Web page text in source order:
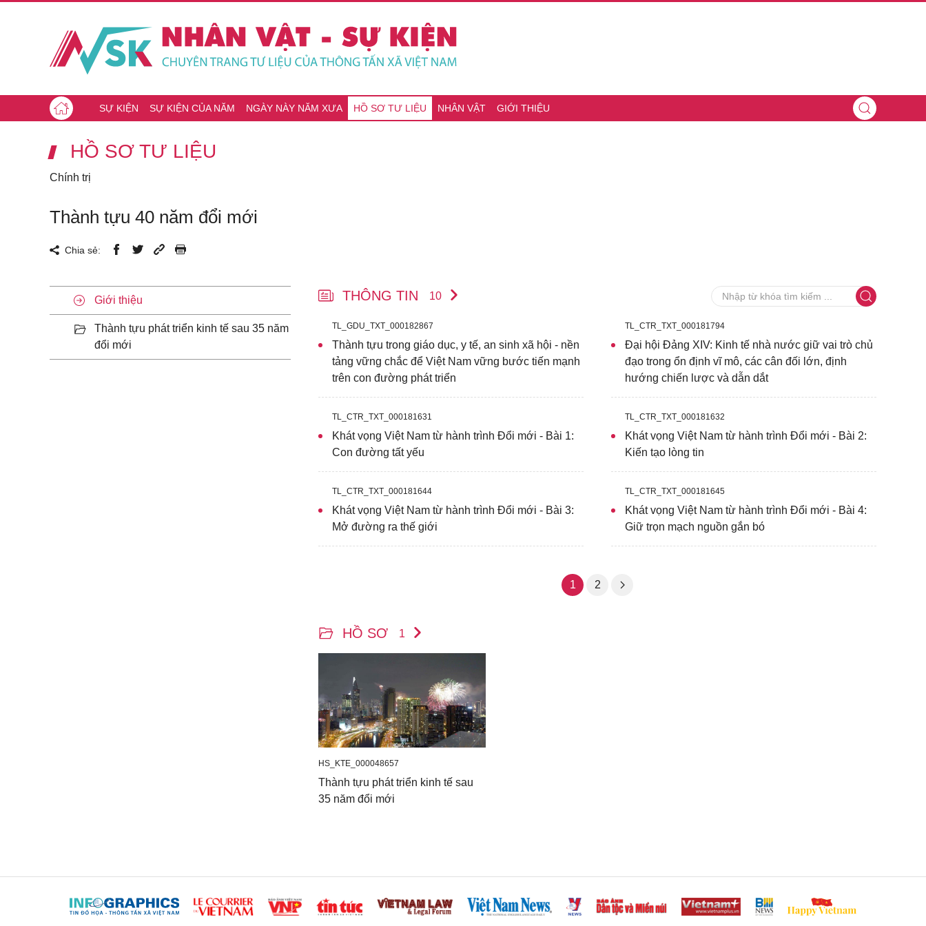
SỰ KIỆN SỰ KIỆN CỦA NĂM NGÀY NÀY NĂM XƯA HỒ SƠ TƯ LIỆU NHÂN VẬT GIỚI THIỆU
HỒ SƠ TƯ LIỆU
Chính trị
Thành tựu 40 năm đổi mới
Chia sẻ:
Giới thiệu
Thành tựu phát triển kinh tế sau 35 năm
đổi mới
THÔNG TIN 10
TL_GDU_TXT_000182867
Thành tựu trong giáo dục, y tế, an sinh xã hội - nền
tảng vững chắc để Việt Nam vững bước tiến mạnh
trên con đường phát triển
TL_CTR_TXT_000181794
Đại hội Đảng XIV: Kinh tế nhà nước giữ vai trò chủ
đạo trong ổn định vĩ mô, các cân đối lớn, định
hướng chiến lược và dẫn dắt
TL_CTR_TXT_000181631
Khát vọng Việt Nam từ hành trình Đổi mới - Bài 1:
Con đường tất yếu
TL_CTR_TXT_000181632
Khát vọng Việt Nam từ hành trình Đổi mới - Bài 2:
Kiến tạo lòng tin
TL_CTR_TXT_000181644
Khát vọng Việt Nam từ hành trình Đổi mới - Bài 3:
Mở đường ra thế giới
TL_CTR_TXT_000181645
Khát vọng Việt Nam từ hành trình Đổi mới - Bài 4:
Giữ trọn mạch nguồn gắn bó
1 2
HỒ SƠ 1
HS_KTE_000048657
Thành tựu phát triển kinh tế sau
35 năm đổi mới